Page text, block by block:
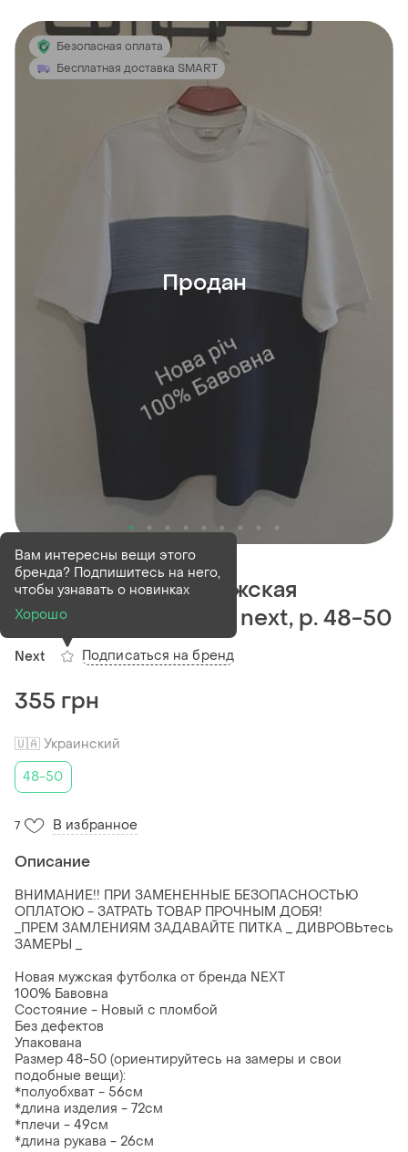
Безопасная оплата
Бесплатная доставка SMART
Продан
Продан
Новая хлопковая мужская
футболка от бренда next, р. 48-50
Next
Вам интересны вещи этого
бренда? Подпишитесь на него,
чтобы узнавать о новинках
Хорошо
Подписаться на бренд
355 грн
🇺🇦 Украинский
48-50
7 В избранное
Описание
ВНИМАНИЕ!! ПРИ ЗАМЕНЕННЫЕ БЕЗОПАСНОСТЬЮ
ОПЛАТОЮ - ЗАТРАТЬ ТОВАР ПРОЧНЫМ ДОБЯ!
_ПРЕМ ЗАМЛЕНИЯМ ЗАДАВАЙТЕ ПИТКА _ ДИВРОВЬтесь
ЗАМЕРЫ _
Новая мужская футболка от бренда NEXT
100% Бавовна
Состояние - Новый с пломбой
Без дефектов
Упакована
Размер 48-50 (ориентируйтесь на замеры и свои
подобные вещи):
*полуобхват - 56см
*длина изделия - 72см
*плечи - 49см
*длина рукава - 26см